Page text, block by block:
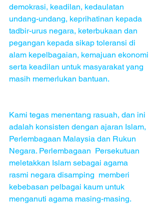
demokrasi, keadilan, kedaulatan
undang-undang, keprihatinan kepada
tadbir-urus negara, keterbukaan dan
pegangan kepada sikap toleransi di
alam kepelbagaian, kemajuan ekonomi
serta keadilan untuk masyarakat yang
masih memerlukan bantuan.
Kami tegas menentang rasuah, dan ini
adalah konsisten dengan ajaran Islam,
Perlembagaan Malaysia dan Rukun
Negara. Perlembagaan  Persekutuan
meletakkan Islam sebagai agama
rasmi negara disamping  memberi
kebebasan pelbagai kaum untuk
menganuti agama masing-masing.